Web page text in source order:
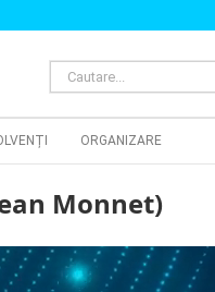
Cautare...
ORGANIZARE
Monnet)